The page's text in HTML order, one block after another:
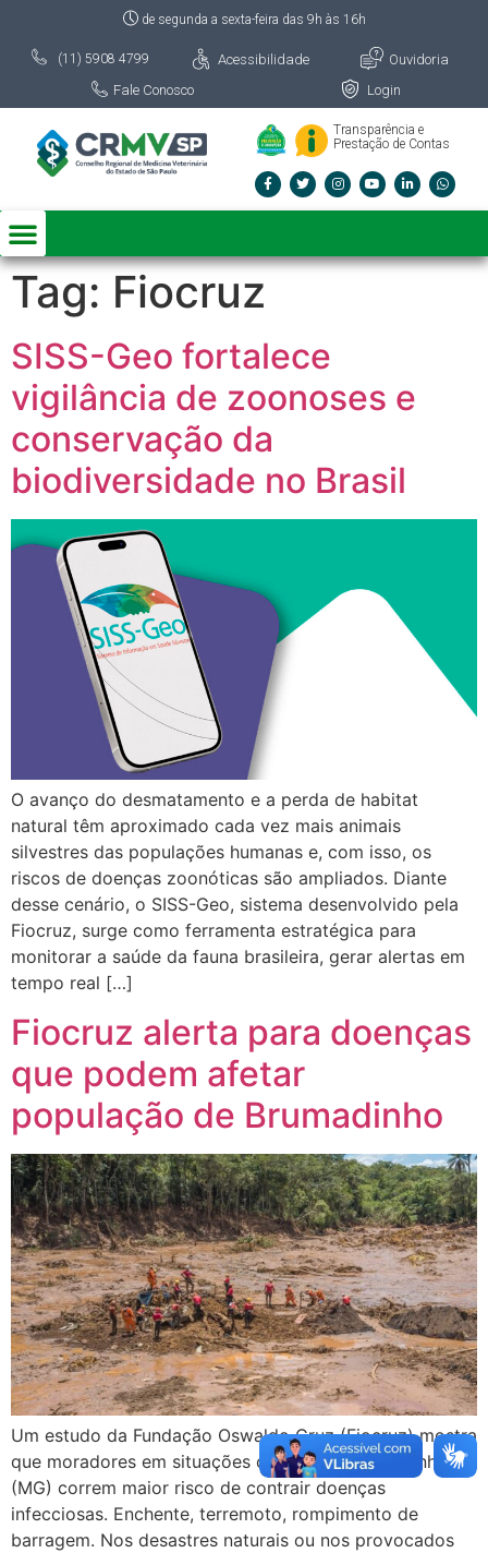
de segunda a sexta-feira das 9h às 16h
(11) 5908 4799 Acessibilidade
Ouvidoria
Fale Conosco
Login
Transparência e
Prestação de Contas
Tag: Fiocruz
SISS-Geo fortalece
vigilância de zoonoses e
conservação da
biodiversidade no Brasil
O avanço do desmatamento e a perda de habitat
natural têm aproximado cada vez mais animais
silvestres das populações humanas e, com isso, os
riscos de doenças zoonóticas são ampliados. Diante
desse cenário, o SISS-Geo, sistema desenvolvido pela
Fiocruz, surge como ferramenta estratégica para
monitorar a saúde da fauna brasileira, gerar alertas em
tempo real […]
Fiocruz alerta para doenças
que podem afetar
população de Brumadinho
Um estudo da Fundação Oswaldo Cruz (Fiocruz) mostra
que moradores em situações como a de Brumadinho
(MG) correm maior risco de contrair doenças
infecciosas. Enchente, terremoto, rompimento de
barragem. Nos desastres naturais ou nos provocados